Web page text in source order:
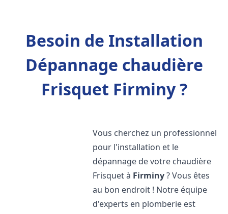
Besoin de Installation
Dépannage chaudière
Frisquet Firminy ?
Vous cherchez un professionnel
pour l'installation et le
dépannage de votre chaudière
Frisquet à Firminy? Vous êtes
au bon endroit ! Notre équipe
d'experts en plomberie est